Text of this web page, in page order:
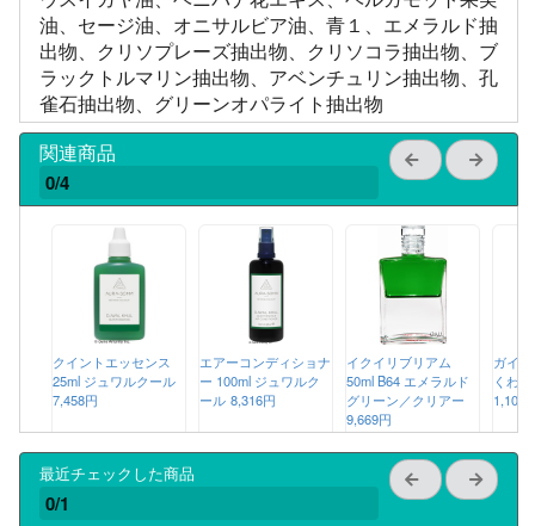
油、セージ油、オニサルビア油、青１、エメラルド抽
出物、クリソプレーズ抽出物、クリソコラ抽出物、ブ
ラックトルマリン抽出物、アベンチュリン抽出物、孔
雀石抽出物、グリーンオパライト抽出物
関連商品
0/4
クイントエッセンス
25ml ジュワルクール
7,458円
エアーコンディショナ
ー 100ml ジュワルク
ール 8,316円
イクイリブリアム
50ml B64 エメラルド
グリーン／クリアー
9,669円
ガイ
くわ
1,100
最近チェックした商品
0/1